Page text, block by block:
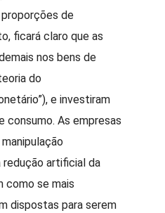
de
ficará claro que as
nos bens de
do
e investiram
consumo. As empresas
artificial da
como se mais
dispostas para serem